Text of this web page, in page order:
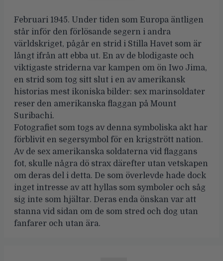
Februari 1945. Under tiden som Europa äntligen
står inför den förlösande segern i andra
världskriget, pågår en strid i Stilla Havet som är
långt ifrån att ebba ut. En av de blodigaste och
viktigaste striderna var kampen om ön Iwo Jima,
en strid som tog sitt slut i en av amerikansk
historias mest ikoniska bilder: sex marinsoldater
reser den amerikanska flaggan på Mount
Suribachi.
Fotografiet som togs av denna symboliska akt har
förblivit en segersymbol för en krigstrött nation.
Av de sex amerikanska soldaterna vid flaggans
fot, skulle några dö strax därefter utan vetskapen
om deras del i detta. De som överlevde hade dock
inget intresse av att hyllas som symboler och såg
sig inte som hjältar. Deras enda önskan var att
stanna vid sidan om de som stred och dog utan
fanfarer och utan ära.